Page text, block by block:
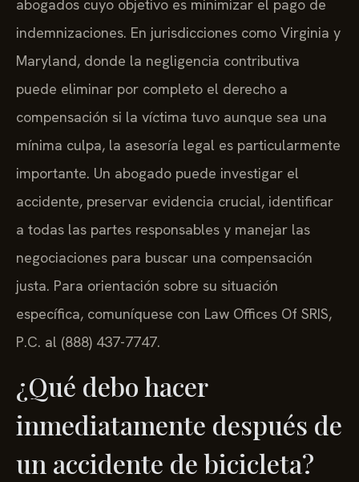
abogados cuyo objetivo es minimizar el pago de
indemnizaciones. En jurisdicciones como Virginia y
Maryland, donde la negligencia contributiva
puede eliminar por completo el derecho a
compensación si la víctima tuvo aunque sea una
mínima culpa, la asesoría legal es particularmente
importante. Un abogado puede investigar el
accidente, preservar evidencia crucial, identificar
a todas las partes responsables y manejar las
negociaciones para buscar una compensación
justa. Para orientación sobre su situación
específica, comuníquese con Law Offices Of SRIS,
P.C. al (888) 437-7747.
¿Qué debo hacer
inmediatamente después de
un accidente de bicicleta?